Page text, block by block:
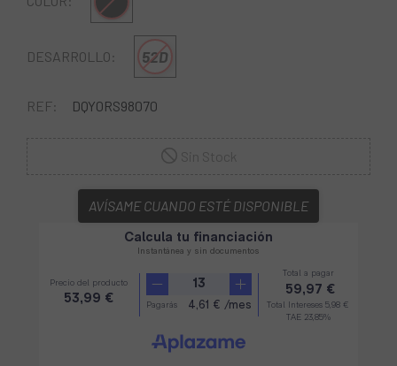
DESARROLLO: 52D
REF: DQY0RS98070
AVÍSAME CUANDO ESTÉ DISPONIBLE